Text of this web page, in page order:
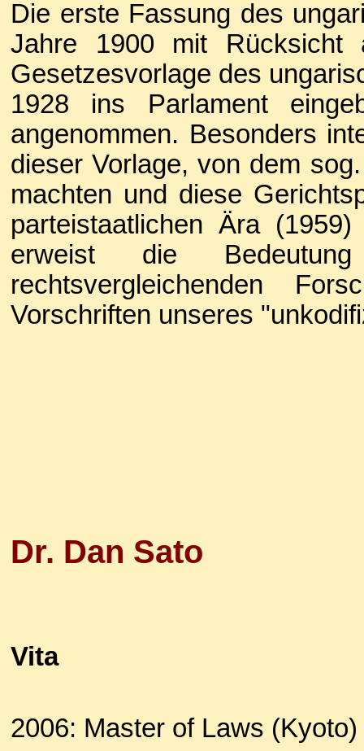
Die erste Fassung des
Jahre 1900 mit Rücksicht
Gesetzesvorlage des
1928 ins Parlament
angenommen. Besonders
dieser Vorlage, von dem
machten und diese
parteistaatlichen Ära
erweist die
rechtsvergleichenden
Vorschriften unseres
Dr. Dan Sato
Vita
2006: Master of Laws (Kyoto)